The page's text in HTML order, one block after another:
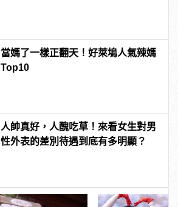
當媽了一樣正翻天！好萊塢人氣辣媽
Top10
人帥真好，人醜吃草！來看女生對男
性外表的差別待遇到底有多明顯？